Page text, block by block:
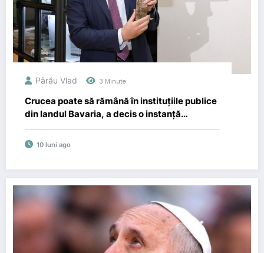
Pârău Vlad 3 Minute
Crucea poate să rămână în instituțiile publice
din landul Bavaria, a decis o instanță
superioară chiar înainte de Crăciun
10 luni ago